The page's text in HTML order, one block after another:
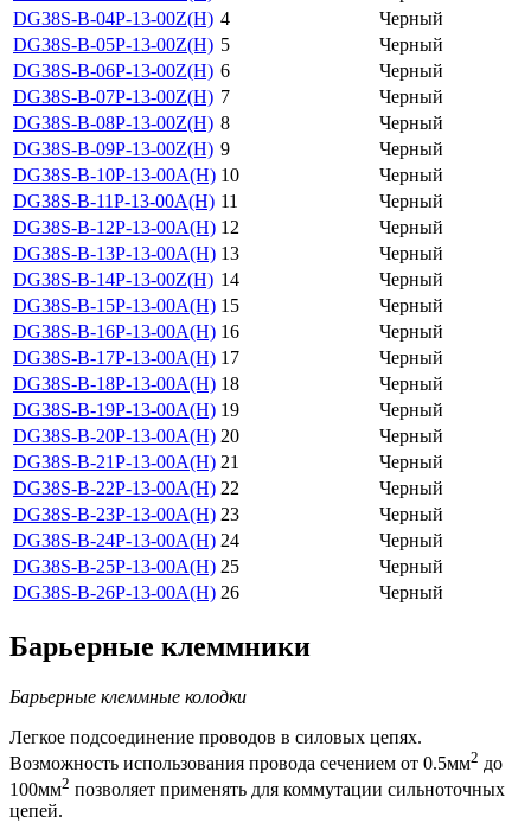
DG38S-B-04P-13-00Z(H) 4
Черный
DG38S-B-05P-13-00Z(H) 5
Черный
DG38S-B-06P-13-00Z(H) 6
Черный
DG38S-B-07P-13-00Z(H) 7
Черный
DG38S-B-08P-13-00Z(H) 8
Черный
DG38S-B-09P-13-00Z(H) 9
Черный
DG38S-B-10P-13-00A(H) 10
Черный
DG38S-B-11P-13-00A(H) 11
Черный
DG38S-B-12P-13-00A(H) 12
Черный
DG38S-B-13P-13-00A(H) 13
Черный
DG38S-B-14P-13-00Z(H) 14
Черный
DG38S-B-15P-13-00A(H) 15
Черный
DG38S-B-16P-13-00A(H) 16
Черный
DG38S-B-17P-13-00A(H) 17
Черный
DG38S-B-18P-13-00A(H) 18
Черный
DG38S-B-19P-13-00A(H) 19
Черный
DG38S-B-20P-13-00A(H) 20
Черный
DG38S-B-21P-13-00A(H) 21
Черный
DG38S-B-22P-13-00A(H) 22
Черный
DG38S-B-23P-13-00A(H) 23
Черный
DG38S-B-24P-13-00A(H) 24
Черный
DG38S-B-25P-13-00A(H) 25
Черный
DG38S-B-26P-13-00A(H) 26 Черный
Барьерные клеммники
Барьерные клеммные колодки
Легкое подсоединение проводов в силовых цепях.
Возможность использования провода сечением от 0.5мм2 до
100мм2 позволяет применять для коммутации сильноточных
цепей.